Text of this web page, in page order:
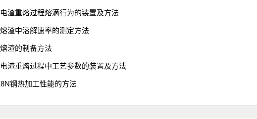
渣重熔过程熔滴行为的装置及方法
渣中溶解速率的测定方法
渣的制备方法
渣重熔过程中工艺参数的装置及方法
钢热加工性能的方法